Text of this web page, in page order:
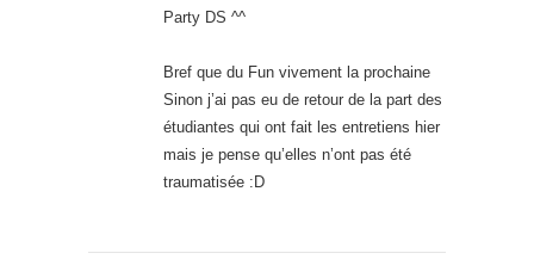
Party DS ^^
Bref que du Fun vivement la prochaine
Sinon j’ai pas eu de retour de la part des
étudiantes qui ont fait les entretiens hier
mais je pense qu’elles n’ont pas été
traumatisée :D